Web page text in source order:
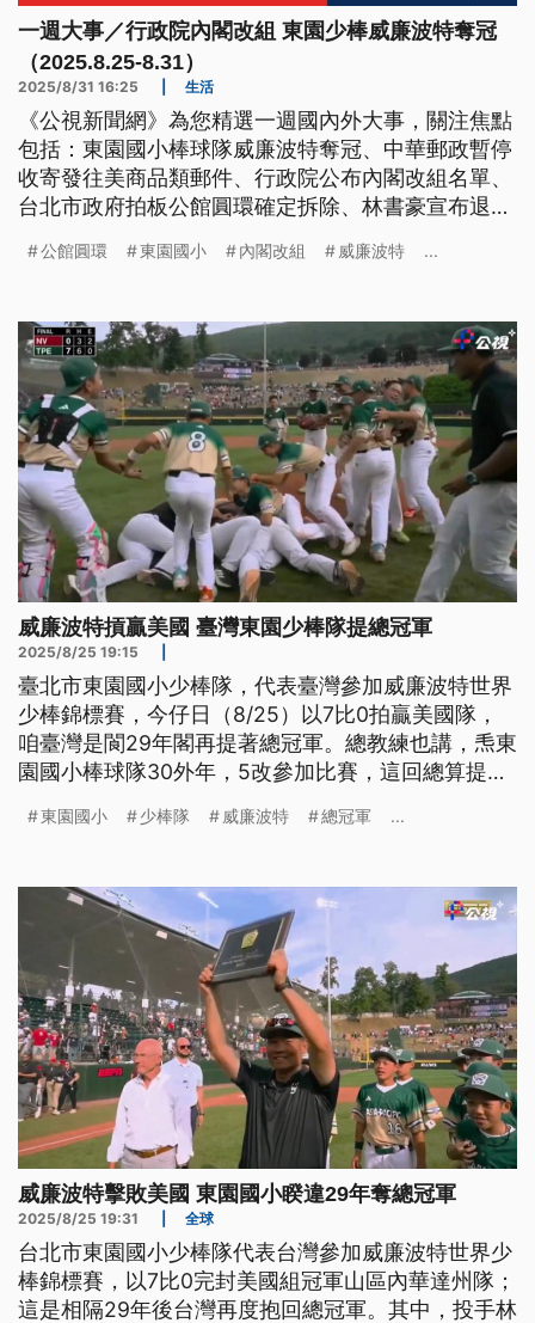
一週大事／行政院內閣改組 東園少棒威廉波特奪冠
（2025.8.25-8.31）
2025/8/31 16:25 生活
《公視新聞網》為您精選一週國內外大事，關注焦點
包括：東園國小棒球隊威廉波特奪冠、中華郵政暫停
收寄發往美商品類郵件、行政院公布內閣改組名單、
台北市政府拍板公館圓環確定拆除、林書豪宣布退
公館圓環 東園國小 內閣改組 威廉波特 ...
威廉波特摃贏美國 臺灣東園少棒隊提總冠軍
2025/8/25 19:15
臺北市東園國小少棒隊，代表臺灣參加威廉波特世界
少棒錦標賽，今仔日（8/25）以7比0拍贏美國隊，
咱臺灣是閬29年閣再提著總冠軍。總教練也講，𤆬東
園國小棒球隊30外年，5改參加比賽，這回總算提著
東園國小 少棒隊 威廉波特 總冠軍 ...
威廉波特擊敗美國 東園國小睽違29年奪總冠軍
2025/8/25 19:31 全球
台北市東園國小少棒隊代表台灣參加威廉波特世界少
棒錦標賽，以7比0完封美國組冠軍山區內華達州隊；
這是相隔29年後台灣再度抱回總冠軍。其中，投手林